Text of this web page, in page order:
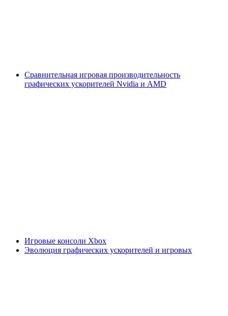
Сравнительная игровая производительность
графических ускорителей Nvidia и AMD
Игровые консоли Xbox
Эволюция графических ускорителей и игровых